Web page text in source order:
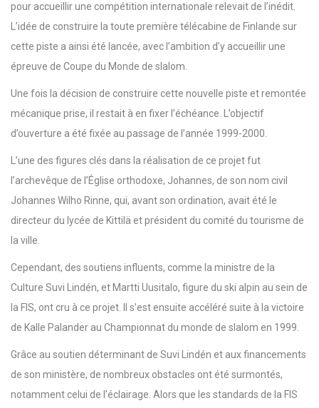
pour accueillir une compétition internationale relevait de l’inédit.
L’idée de construire la toute première télécabine de Finlande sur
cette piste a ainsi été lancée, avec l’ambition d’y accueillir une
épreuve de Coupe du Monde de slalom.
Une fois la décision de construire cette nouvelle piste et remontée
mécanique prise, il restait à en fixer l’échéance. L’objectif
d’ouverture a été fixée au passage de l’année 1999-2000.
L’une des figures clés dans la réalisation de ce projet fut
l’archevêque de l’Église orthodoxe, Johannes, de son nom civil
Johannes Wilho Rinne, qui, avant son ordination, avait été le
directeur du lycée de Kittilä et président du comité du tourisme de
la ville.
Cependant, des soutiens influents, comme la ministre de la
Culture Suvi Lindén, et Martti Uusitalo, figure du ski alpin au sein de
la FIS, ont cru à ce projet. Il s’est ensuite accéléré suite à la victoire
de Kalle Palander au Championnat du monde de slalom en 1999.
Grâce au soutien déterminant de Suvi Lindén et aux financements
de son ministère, de nombreux obstacles ont été surmontés,
notamment celui de l’éclairage. Alors que les standards de la FIS